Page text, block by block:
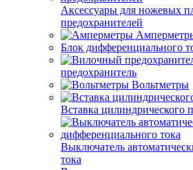
Аксессуары для ножевых
предохранителей
Блок дифференциального
предохранитель
Вольтметры
Вставка цилиндрического
Выключатель
тока